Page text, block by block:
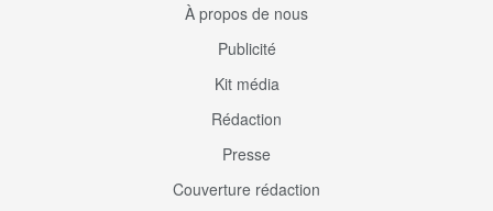
À propos de nous
Publicité
Kit média
Rédaction
Presse
Couverture rédaction